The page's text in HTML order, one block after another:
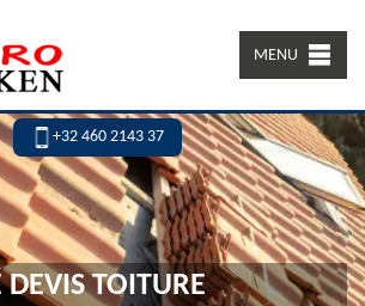
MENU
+32 460 2143 37
DEVIS TOITURE